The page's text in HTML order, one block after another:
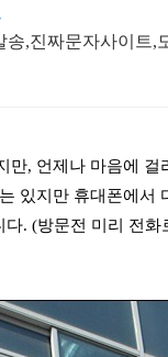
,진짜문자사이트,
, 언제나 마음에
있지만 휴대폰에
. (방문전 미리 전